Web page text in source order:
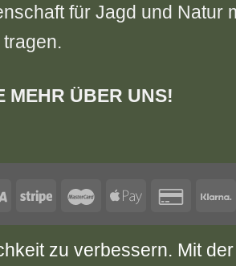
für Jagd und Natur
MEHR ÜBER UNS!
(RETOURE /
zu verbessern. Mit